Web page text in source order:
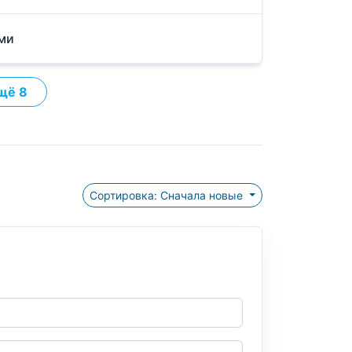
8
Сортировка: Сначала новые